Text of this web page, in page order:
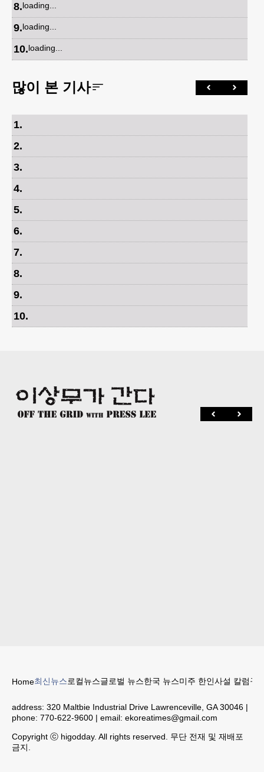
8.loading...
9.loading...
10.loading...
많이 본 기사
1.
2.
3.
4.
5.
6.
7.
8.
9.
10.
Home최신뉴스로컬뉴스글로벌 뉴스한국 뉴스미주 한인사설 칼럼구
address: 320 Maltbie Industrial Drive Lawrenceville, GA 30046 |
phone: 770-622-9600 | email: ekoreatimes@gmail.com
Copyright ⓒ higodday. All rights reserved. 무단 전재 및 재배포
금지.